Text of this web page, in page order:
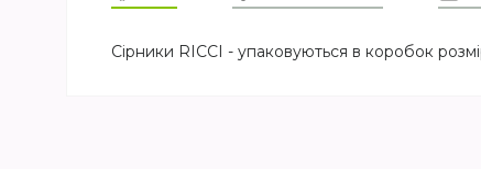
Сірники RICCI - упаковуються в коробок